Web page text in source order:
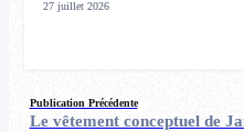
27 juillet 2026
Publication Précédente
Le vêtement conceptuel de